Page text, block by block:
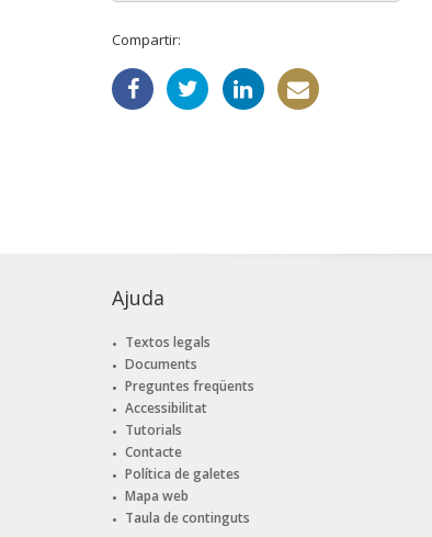
Compartir:
Ajuda
Textos legals
Documents
Preguntes freqüents
Accessibilitat
Tutorials
Contacte
Política de galetes
Mapa web
Taula de continguts